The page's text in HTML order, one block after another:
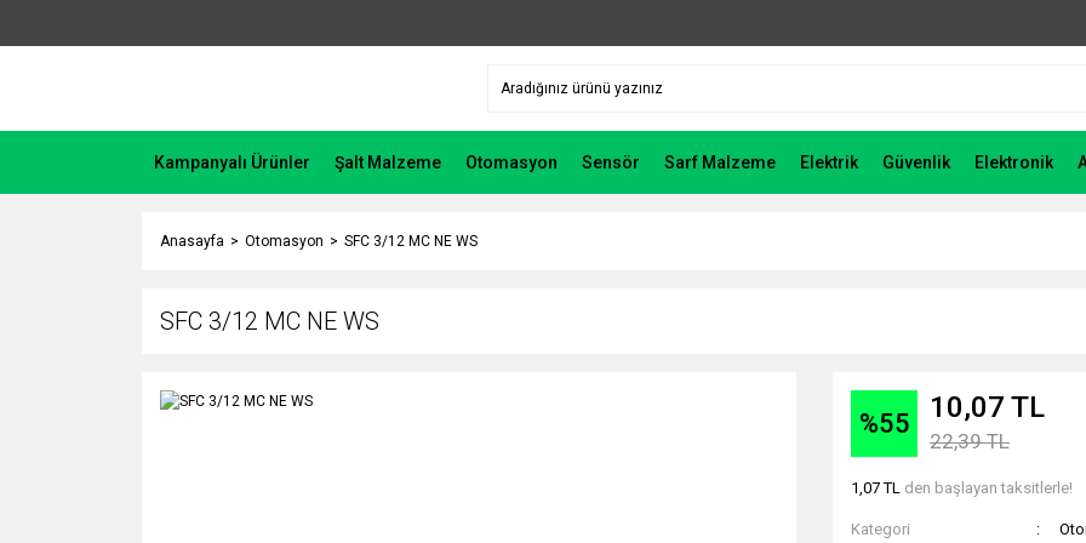
Kampanyalı Ürünler Şalt Malzeme Otomasyon Sensör Sarf Malzeme Elektrik Güvenlik Elektronik
Anasayfa Otomasyon SFC 3/12 MC NE WS
SFC 3/12 MC NE WS
%55 10,07 TL
22,39 TL
1,07 TL den başlayan taksitlerle!
Kategori